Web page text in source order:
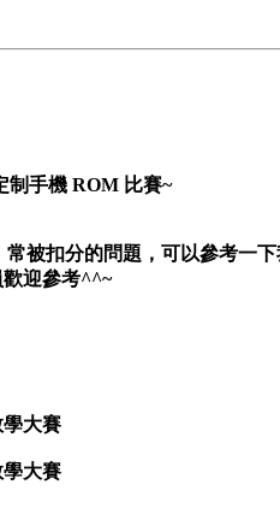
制手機 ROM 比賽~
被扣分的問題，可以參考一
歡迎參考^^~
學大賽
學大賽